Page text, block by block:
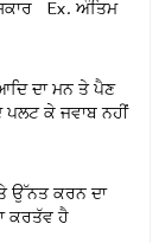
Ex.ਅੰਤਿਮ
ਦਾ ਮਨ ਤੇ ਪੈਣ
ਕੇ ਜਵਾਬ ਨਹੀਂ
ਉੱਨਤ ਕਰਨ ਦਾ
ਕਰਤੱਵ ਹੈ